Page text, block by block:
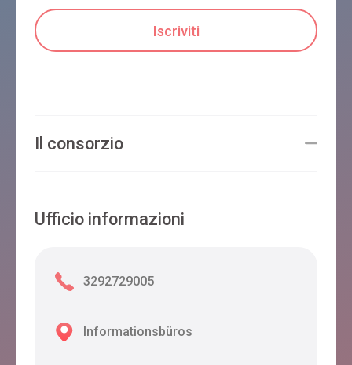
Il consorzio
Ufficio informazioni
3292729005
Informationsbüros